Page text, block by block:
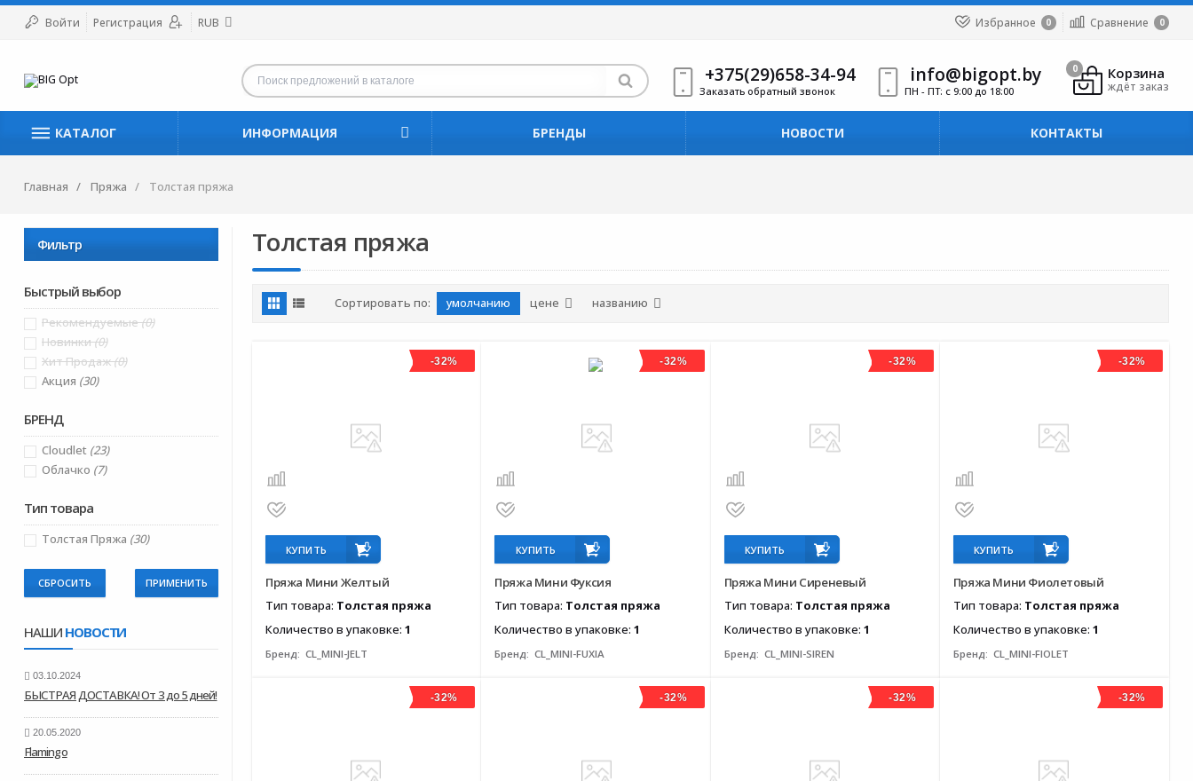
Войти Регистрация RUB Избранное 0 Сравнение 0
+375(29)658-34-94
Заказать обратный звонок
info@bigopt.by
ПН - ПТ: с 9:00 до 18:00
Корзина
ждёт заказ
0
КАТАЛОГ ИНФОРМАЦИЯ БРЕНДЫ НОВОСТИ КОНТАКТЫ
Главная Пряжа Толстая пряжа
Фильтр
Быстрый выбор
Рекомендуемые(0)
Новинки(0)
Хит Продаж(0)
Акция (30)
БРЕНД
Cloudlet (23)
Облачко (7)
Тип товара
Толстая Пряжа (30)
СБРОСИТЬ
НАШИ НОВОСТИ
03.10.2024
БЫСТРАЯ ДОСТАВКА! От 3 до 5 дней!
20.05.2020
Flamingo
Толстая пряжа
Сортировать по: умолчанию цене названию
-32%
КУПИТЬ
Пряжа Мини Желтый
Тип товара: Толстая пряжа
Количество в упаковке: 1
Бренд: CL_MINI-JELT
-32%
КУПИТЬ
Пряжа Мини Фуксия
Тип товара: Толстая пряжа
Количество в упаковке:1
Бренд: CL_MINI-FUXIA
-32%
КУПИТЬ
Пряжа Мини Сиреневый
Тип товара: Толстая пряжа
Количество в упаковке: 1
Бренд: CL_MINI-SIREN
-32%
КУПИТЬ
Пряжа Мини Фиолетовый
Тип товара: Толстая пряжа
Количество в упаковке: 1
Бренд: CL_MINI-FIOLET
-32% -32% -32% -32%